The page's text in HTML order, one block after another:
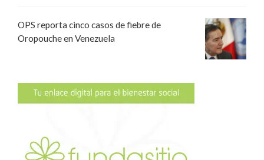
OPS reporta cinco casos de fiebre de
Oropouche en Venezuela